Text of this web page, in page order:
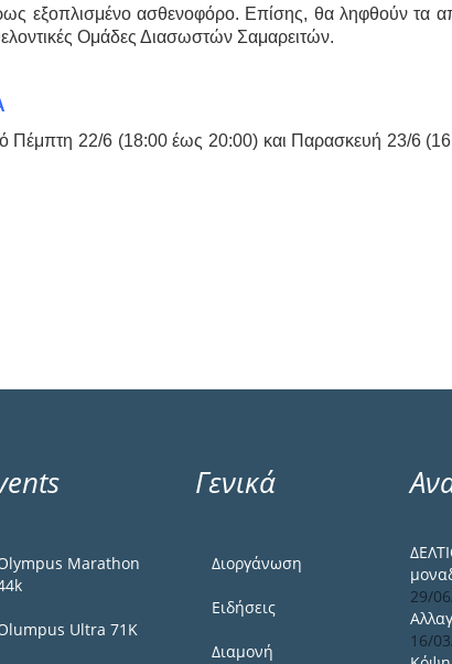
εξοπλισμένο ασθενοφόρο. Επίσης, θα ληφθούν τα
Ομάδες Διασωστών Σαμαρειτών.
Πέμπτη 22/6 (18:00 έως 20:00) και Παρασκευή 23/6
Marathon
Ultra 71K
Γενικά
Διοργάνωση
Ειδήσεις
Διαμονή
29/
16/